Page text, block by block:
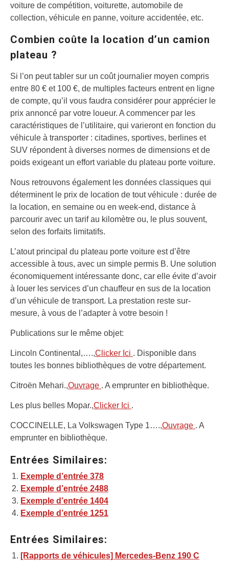
voiture de compétition, voiturette, automobile de
collection, véhicule en panne, voiture accidentée, etc.
Combien coûte la location d’un camion
plateau ?
Si l’on peut tabler sur un coût journalier moyen compris
entre 80 € et 100 €, de multiples facteurs entrent en ligne
de compte, qu’il vous faudra considérer pour apprécier le
prix annoncé par votre loueur. A commencer par les
caractéristiques de l’utilitaire, qui varieront en fonction du
véhicule à transporter : citadines, sportives, berlines et
SUV répondent à diverses normes de dimensions et de
poids exigeant un effort variable du plateau porte voiture.
Nous retrouvons également les données classiques qui
déterminent le prix de location de tout véhicule : durée de
la location, en semaine ou en week-end, distance à
parcourir avec un tarif au kilomètre ou, le plus souvent,
selon des forfaits limitatifs.
L’atout principal du plateau porte voiture est d’être
accessible à tous, avec un simple permis B. Une solution
économiquement intéressante donc, car elle évite d’avoir
à louer les services d’un chauffeur en sus de la location
d’un véhicule de transport. La prestation reste sur-
mesure, à vous de l’adapter à votre besoin !
Publications sur le même objet:
Lincoln Continental,….,Clicker Ici . Disponible dans
toutes les bonnes bibliothèques de votre département.
Citroën Mehari.,Ouvrage . A emprunter en bibliothèque.
Les plus belles Mopar.,Clicker Ici .
COCCINELLE, La Volkswagen Type 1….,Ouvrage . A
emprunter en bibliothèque.
Entrées Similaires:
Exemple d’entrée 378
Exemple d’entrée 2488
Exemple d’entrée 1404
Exemple d’entrée 1251
Entrées Similaires:
[Rapports de véhicules] Mercedes-Benz 190 C